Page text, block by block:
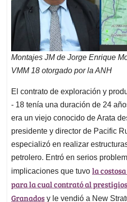
Montajes JM de Jorge Enrique
VMM 18 otorgado por la ANH
El contrato de exploración y
- 18 tenía una duración de 24
era un viejo conocido de Arata
presidente y director de Pacific
especializó en realizar
petrolero. Entró en serios
implicaciones que tuvo la
para la cual contrató al
Granados y le vendió a New